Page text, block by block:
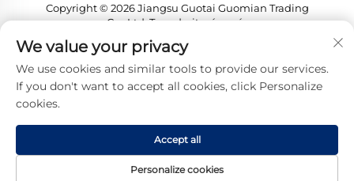
Copyright © 2026 Jiangsu Guotai Guomian Trading
Co., Ltd. Tous droits réservés
Politique de confidentialité
We value your privacy
We use cookies and similar tools to provide our services.
If you don't want to accept all cookies, click Personalize
cookies.
Personalize cookies
Accept all